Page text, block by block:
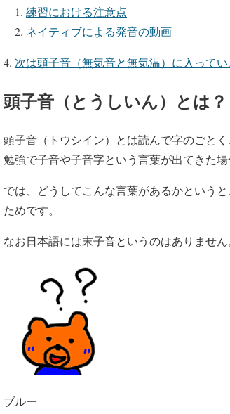
練習における注意点
ネイティブによる発音の動画
次は頭子音（無気音と無気温）に入ってい
頭子音（とうしいん）とは？
頭子音（トウシイン）とは読んで字のごと
勉強で子音や子音字という言葉が出てきた
では、どうしてこんな言葉があるかという
ためです。
なお日本語には末子音というのはありません
ブルー